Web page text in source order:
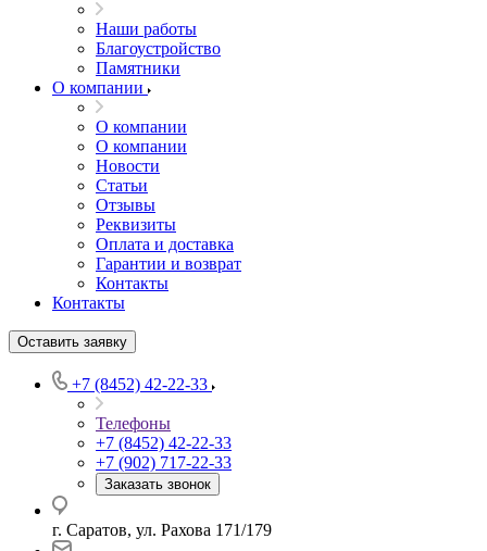
Наши работы
Благоустройство
Памятники
О компании
О компании
О компании
Новости
Статьи
Отзывы
Реквизиты
Оплата и доставка
Гарантии и возврат
Контакты
Контакты
Оставить заявку
+7 (8452) 42-22-33
Телефоны
+7 (8452) 42-22-33
+7 (902) 717-22-33
Заказать звонок
г. Саратов, ул. Рахова 171/179